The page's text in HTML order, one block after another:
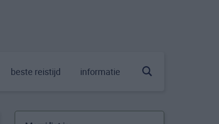
beste reistijd informatie